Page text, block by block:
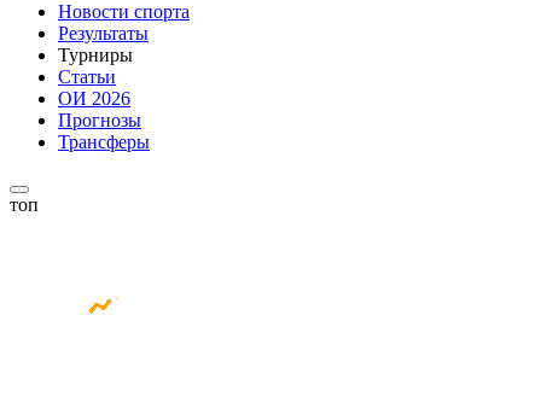
Новости спорта
Результаты
Турниры
Статьи
ОИ 2026
Прогнозы
Трансферы
топ